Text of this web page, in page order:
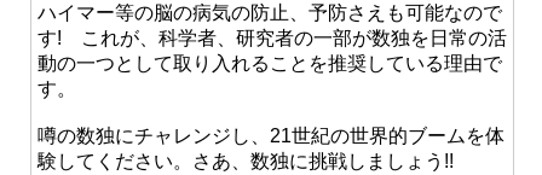
ハイマー等の脳の病気の防止、予防さえも可能なので
す! これが、科学者、研究者の一部が数独を日常の活
動の一つとして取り入れることを推奨している理由で
す。
噂の数独にチャレンジし、21世紀の世界的ブームを体
験してください。さあ、数独に挑戦しましょう!!